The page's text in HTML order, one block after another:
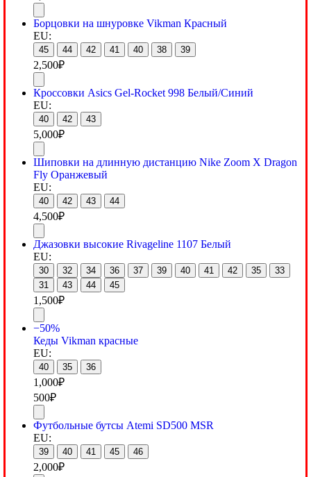
Борцовки на шнуровке Vikman Красный
EU:
45 44 42 41 40 38 39
2,500₽
Кроссовки Asics Gel-Rocket 998 Белый/Синий
EU:
40 42 43
5,000₽
Шиповки на длинную дистанцию Nike Zoom X Dragon
Fly Оранжевый
EU:
40 42 43 44
4,500₽
Джазовки высокие Rivageline 1107 Белый
EU:
30 32 34 36 37 39 40 41 42 35
33
31
43 44 45
1,500₽
−50%
Кеды Vikman красные
EU:
40 35 36
1,000₽
500₽
Футбольные бутсы Atemi SD500 MSR
EU:
39 40 41 45 46
2,000₽